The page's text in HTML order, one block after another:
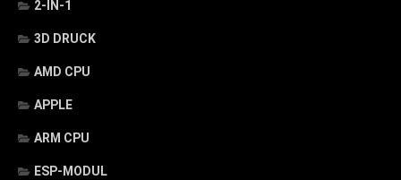
2-IN-1
3D DRUCK
AMD CPU
APPLE
ARM CPU
ESP-MODUL